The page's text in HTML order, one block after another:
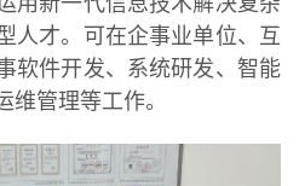
人才。可在企事业单位、互
软件开发、系统研发、智能
维管理等工作。